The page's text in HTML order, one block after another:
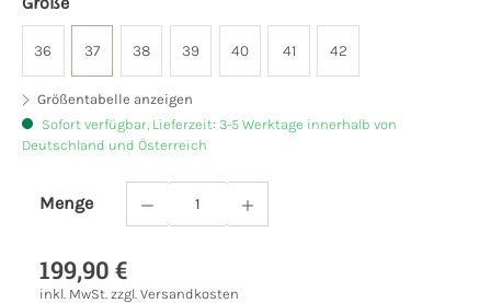
36 37 38 39 40 41 42
Größentabelle anzeigen
Sofort verfügbar, Lieferzeit: 3-5 Werktage innerhalb von
Deutschland und Österreich
Menge
Produkt Anzahl: Gib den gewünschten
199,90 €
inkl. MwSt. zzgl. Versandkosten